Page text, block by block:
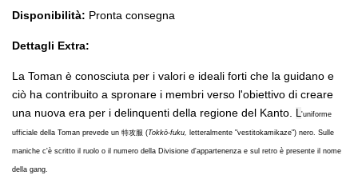
Disponibilità: Pronta consegna
Dettagli Extra:
La Toman è conosciuta per i valori e ideali forti che la guidano e
ciò ha contribuito a spronare i membri verso l'obiettivo di creare
una nuova era per i delinquenti della regione del Kanto. L 'uniforme
ufficiale della Toman prevede un 特攻服 (Tokkō-fuku, letteralmente "vestitokamikaze") nero. Sulle
maniche c'è scritto il ruolo o il numero della Divisione d'appartenenza e sul retro è presente il nome
della gang.